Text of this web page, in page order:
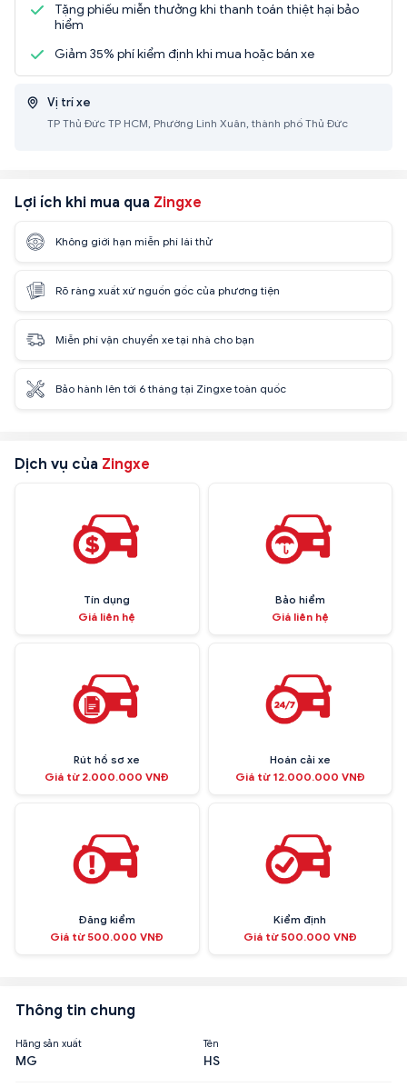
Tặng phiếu miễn thưởng khi thanh toán thiệt hại bảo
hiểm
Giảm 35% phí kiểm định khi mua hoặc bán xe
Vị trí xe
TP Thủ Đức TP HCM, Phường Linh Xuân, thành phố Thủ Đức
Lợi ích khi mua qua Zingxe
Không giới hạn miễn phí lái thử
Rõ ràng xuất xứ nguồn gốc của phương tiện
Miễn phí vận chuyển xe tại nhà cho bạn
Bảo hành lên tới 6 tháng tại Zingxe toàn quốc
Dịch vụ của Zingxe
Tín dụng
Giá liên hệ
Bảo hiểm
Giá liên hệ
Rút hồ sơ xe
Giá từ 2.000.000 VNĐ
Hoán cải xe
Giá từ 12.000.000 VNĐ
Đăng kiểm
Giá từ 500.000 VNĐ
Kiểm định
Giá từ 500.000 VNĐ
Thông tin chung
Hãng sản xuất
MG
Tên
HS